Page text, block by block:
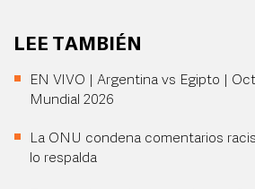
LEE TAMBIÉN
EN VIVO | Argentina vs Egipto |
Mundial 2026
La ONU condena comentarios
lo respalda